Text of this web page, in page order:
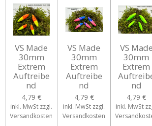
VS Made
30mm
Extrem
Auftreibe
nd
4,79 €
inkl. MwSt zzgl.
Versandkosten
VS Made
30mm
Extrem
Auftreibe
nd
4,79 €
inkl. MwSt zzgl.
Versandkosten
VS Made
30mm
Extrem
nd
4,79 €
inkl. MwSt